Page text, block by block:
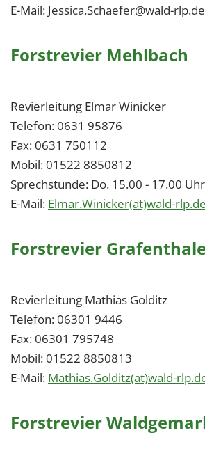
E-Mail: Jessica.Schaefer@wald-rlp.de
Forstrevier Mehlbach
Revierleitung Elmar Winicker
Telefon: 0631 95876
Fax: 0631 750112
Mobil: 01522 8850812
Sprechstunde: Do. 15.00 - 17.00 Uhr
E-Mail: Elmar.Winicker(at)wald-rlp.de
Forstrevier
Revierleitung Mathias Golditz
Telefon: 06301 9446
Fax: 06301 795748
Mobil: 01522 8850813
E-Mail: Mathias.Golditz(at)wald-
Forstrevier